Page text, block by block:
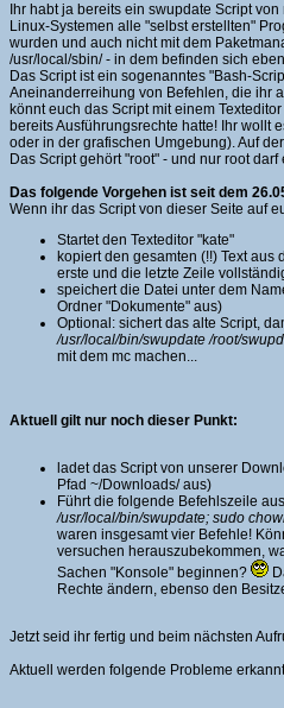
Ihr habt ja bereits ein swupdate Script
Linux-Systemen alle "selbst erstellten"
wurden und auch nicht mit dem
/usr/local/sbin/ - in dem befinden sich
Das Script ist ein sogenanntes "Bash-
Aneinanderreihung von Befehlen, die ihr
könnt euch das Script mit einem
bereits Ausführungsrechte hatte! Ihr wollt
oder in der grafischen Umgebung). Auf
Das Script gehört "root" - und nur root
Das folgende Vorgehen ist seit dem
Wenn ihr das Script von dieser Seite auf
Startet den Texteditor "kate"
kopiert den gesamten (!!) Text
erste und die letzte Zeile
speichert die Datei unter dem
Ordner "Dokumente" aus)
Optional: sichert das alte Script,
/usr/local/bin/swupdate /root/
mit dem mc machen...
Aktuell gilt nur noch dieser Punkt:
ladet das Script von unserer
Pfad ~/Downloads/ aus)
Führt die folgende Befehlszeile
/usr/local/bin/swupdate; sudo
waren insgesamt vier Befehle!
versuchen herauszubekommen,
Sachen "Konsole" beginnen?
Rechte ändern, ebenso den
Jetzt seid ihr fertig und beim nächsten
Aktuell werden folgende Probleme